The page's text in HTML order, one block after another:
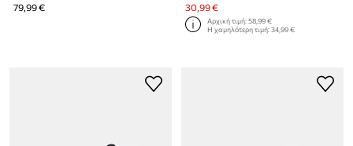
79,99 € 30,99 €
Αρχική τιμή:58,99 €
Η χαμηλότερη τιμή:34,99 €